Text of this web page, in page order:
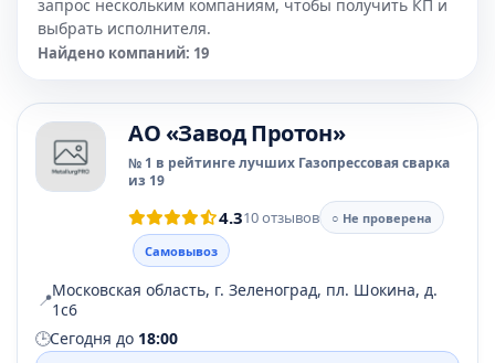
запрос нескольким компаниям, чтобы получить КП и
выбрать исполнителя.
Найдено компаний: 19
АО «Завод Протон»
№ 1 в рейтинге лучших Газопрессовая сварка
из 19
4.310 отзывов
○ Не проверена
Самовывоз
📍Московская область, г. Зеленоград, пл. Шокина, д.
1с6
🕒Сегодня до 18:00